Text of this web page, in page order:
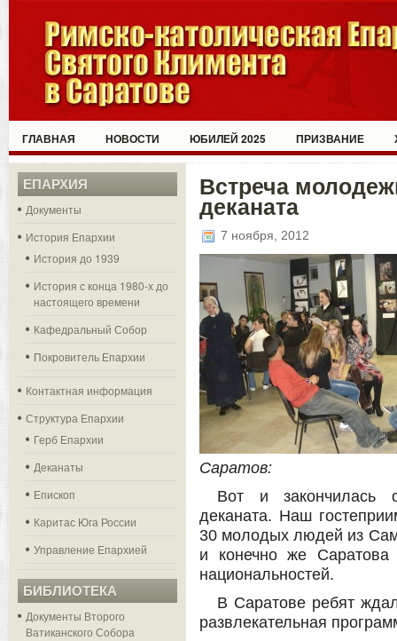
ГЛАВНАЯ НОВОСТИ ЮБИЛЕЙ 2025 ПРИЗВАНИЕ
ЕПАРХИЯ
Документы
История Епархии
История до 1939
История с конца 1980-х до
настоящего времени
Кафедральный Собор
Покровитель Епархии
Контактная информация
Структура Епархии
Герб Епархии
Деканаты
Епископ
Каритас Юга России
Управление Епархией
БИБЛИОТЕКА
Документы Второго
Ватиканского Собора
Встреча
деканата
7 ноября, 2012
Саратов:
Вот и закончилась
деканата. Наш
30 молодых людей из
и конечно же Саратова
национальностей.
В Саратове ребят
развлекательная